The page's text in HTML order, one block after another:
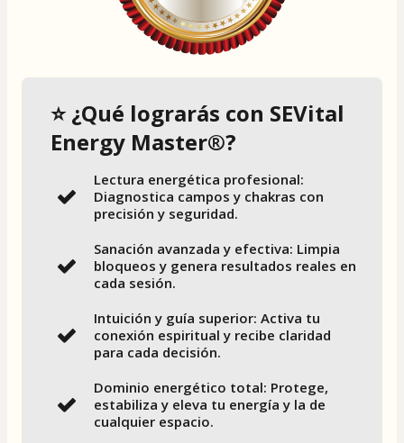
⭐ ¿Qué lograrás con SEVital
Energy Master®?
Lectura energética profesional:
Diagnostica campos y chakras con
precisión y seguridad.
Sanación avanzada y efectiva: Limpia
bloqueos y genera resultados reales en
cada sesión.
Intuición y guía superior: Activa tu
conexión espiritual y recibe claridad
para cada decisión.
Dominio energético total: Protege,
estabiliza y eleva tu energía y la de
cualquier espacio.